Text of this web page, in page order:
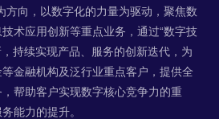
方向，以数字化的力量为驱动，聚焦数
术应用创新等重点业务，通过“数字技
持续实现产品、服务的创新迭代，为
金融机构及泛行业重点客户，提供全
帮助客户实现数字核心竞争力的重
能力的提升。